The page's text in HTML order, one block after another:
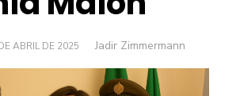
ABRIL DE 2025 Author
Jadir Zimmermann